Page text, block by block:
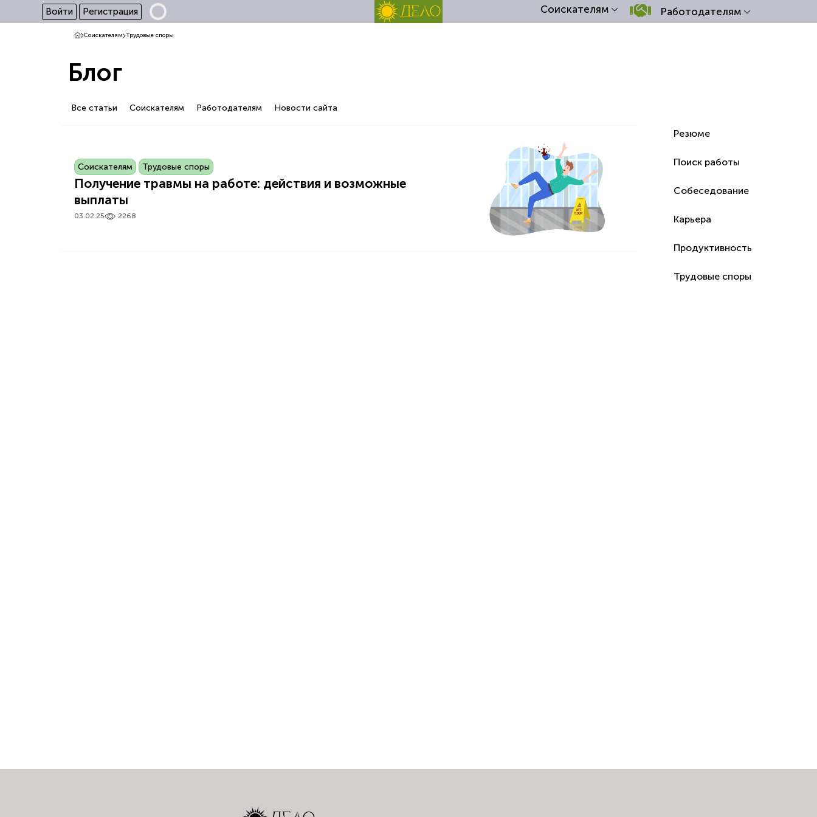
Войти Регистрация Соискателям Работодателям
Соискателям Трудовые споры
Блог
Все статьи Соискателям Работодателям Новости сайта
Соискателям Трудовые споры
Получение травмы на работе: действия и возможные
выплаты
03.02.25 2268
Резюме
Поиск работы
Собеседование
Карьера
Продуктивность
Трудовые споры